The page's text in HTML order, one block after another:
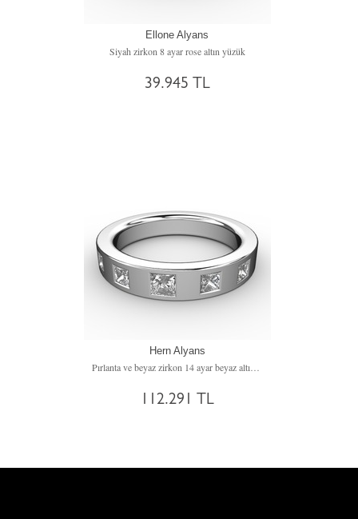
Ellone Alyans
Siyah zirkon 8 ayar rose altın yüzük
39.945 TL
Hern Alyans
112.291 TL